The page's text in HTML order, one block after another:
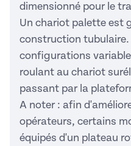
dimensionné pour le
Un chariot palette est
construction tubulaire.
configurations
roulant au chariot
passant par la
A noter : afin
opérateurs, certains
équipés d'un plateau